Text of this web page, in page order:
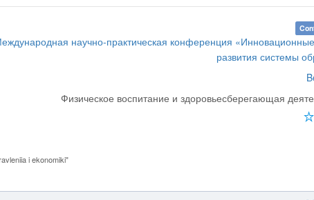
научно-практическая конференция
развития системы
Физическое воспитание и здоровьесберегающая
i ekonomiki"